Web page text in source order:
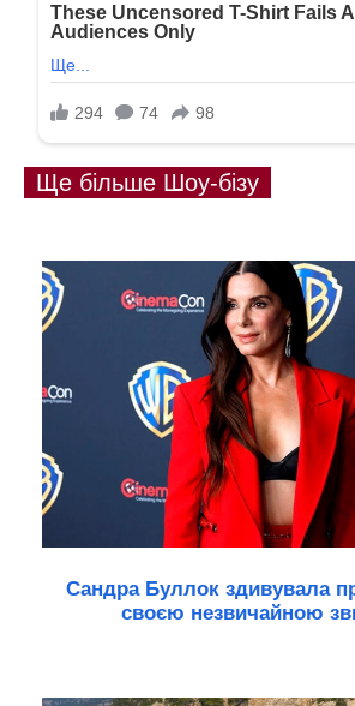
Ще більше Шоу-бізу
Сандра Буллок здивувала
своєю незвичайною